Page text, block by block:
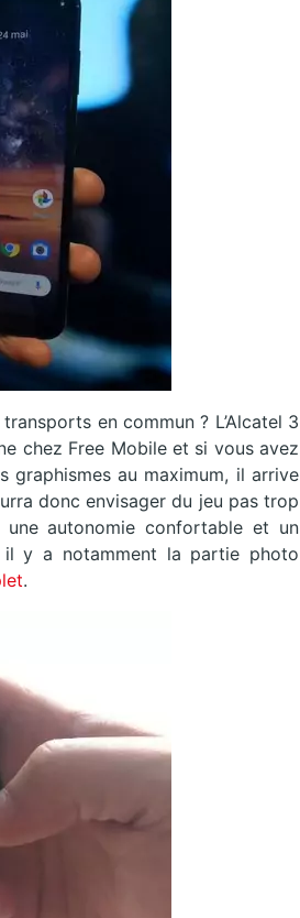
en commun ? L’Alcatel 3
chez Free Mobile et si vous avez
graphismes au maximum, il arrive
donc envisager du jeu pas trop
une autonomie confortable et un
y a notamment la partie photo
.